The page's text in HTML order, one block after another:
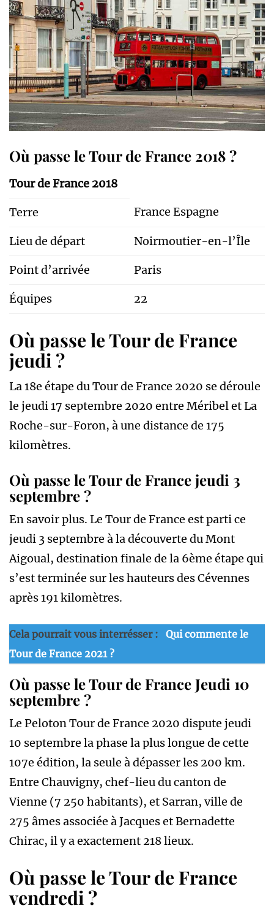
Où passe le Tour de France 2018 ?
Tour de France 2018
Terre France Espagne
Lieu de départ Noirmoutier-en-l’Île
Point d’arrivée Paris
Équipes 22
Où passe le Tour de France
jeudi ?
La 18e étape du Tour de France 2020 se déroule
le jeudi 17 septembre 2020 entre Méribel et La
Roche-sur-Foron, à une distance de 175
kilomètres.
Où passe le Tour de France jeudi 3
septembre ?
En savoir plus. Le Tour de France est parti ce
jeudi 3 septembre à la découverte du Mont
Aigoual, destination finale de la 6ème étape qui
s’est terminée sur les hauteurs des Cévennes
après 191 kilomètres.
Cela pourrait vous interrésser :
Qui commente le
Tour de France 2021 ?
Où passe le Tour de France Jeudi 10
septembre ?
Le Peloton Tour de France 2020 dispute jeudi
10 septembre la phase la plus longue de cette
107e édition, la seule à dépasser les 200 km.
Entre Chauvigny, chef-lieu du canton de
Vienne (7 250 habitants), et Sarran, ville de
275 âmes associée à Jacques et Bernadette
Chirac, il y a exactement 218 lieux.
Où passe le Tour de France
vendredi ?